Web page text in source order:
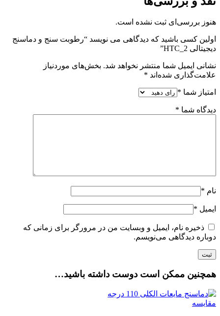
هنوز بررسی‌ای ثبت نشده است.
اولین کسی باشید که دیدگاهی می نویسد “رطوبت سنج و دماسنج
دیجیتالی HTC_2”
نشانی ایمیل شما منتشر نخواهد شد. بخش‌های موردنیاز
علامت‌گذاری شده‌اند *
امتیاز شما *
دیدگاه شما *
نام *
ایمیل *
ذخیره نام، ایمیل و وبسایت من در مرورگر برای زمانی که
دوباره دیدگاهی می‌نویسم.
همچنین ممکن است دوست داشته باشید…
مقایسه